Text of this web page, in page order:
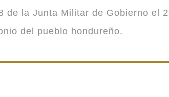
la Junta Militar de Gobierno el
del pueblo hondureño.